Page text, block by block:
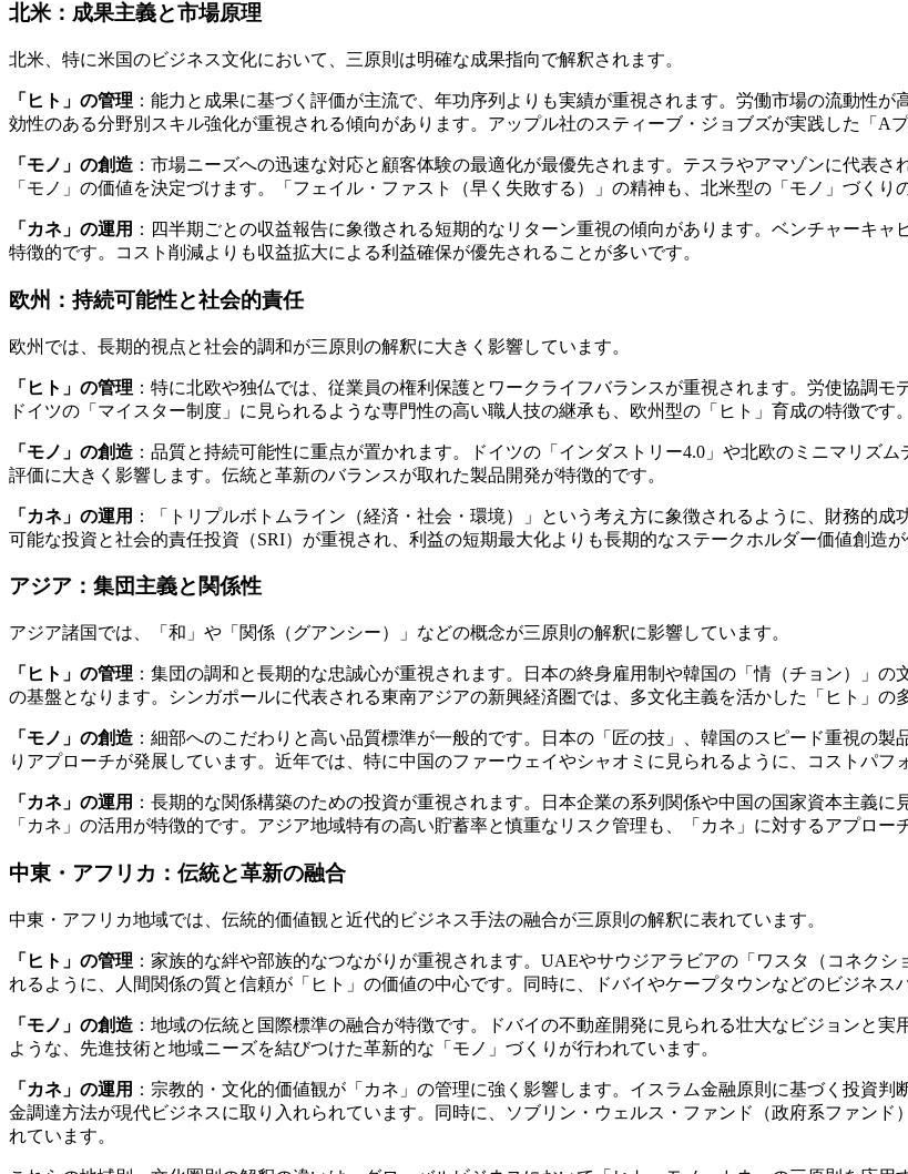
北米：成果主義と市場原理
北米、特に米国のビジネス文化において、三原則は明確な成果指向で解釈されます。
「ヒト」の管理 ：能力と成果に基づく評価が主流で、年功序列よりも実績が重視されます。労働市場の流動性
効性のある分野別スキル強化が重視される傾向があります。アップル社のスティーブ・ジョブズが実践した「A
「モノ」の創造 ：市場ニーズへの迅速な対応と顧客体験の最適化が最優先されます。テスラやアマゾンに代表
「モノ」の価値を決定づけます。「フェイル・ファスト（早く失敗する）」の精神も、北米型の「モノ」づくり
「カネ」の運用 ：四半期ごとの収益報告に象徴される短期的なリターン重視の傾向があります。ベンチャーキ
特徴的です。コスト削減よりも収益拡大による利益確保が優先されることが多いです。
欧州：持続可能性と社会的責任
欧州では、長期的視点と社会的調和が三原則の解釈に大きく影響しています。
「ヒト」の管理 ：特に北欧や独仏では、従業員の権利保護とワークライフバランスが重視されます。労使協調
ドイツの「マイスター制度」に見られるような専門性の高い職人技の継承も、欧州型の「ヒト」育成の特徴です。
「モノ」の創造 ：品質と持続可能性に重点が置かれます。ドイツの「インダストリー4.0」や北欧のミニマリズ
評価に大きく影響します。伝統と革新のバランスが取れた製品開発が特徴的です。
「カネ」の運用 ：「トリプルボトムライン（経済・社会・環境）」という考え方に象徴されるように、財務的
可能な投資と社会的責任投資（SRI）が重視され、利益の短期最大化よりも長期的なステークホルダー価値創造が
アジア：集団主義と関係性
アジア諸国では、「和」や「関係（グアンシー）」などの概念が三原則の解釈に影響しています。
「ヒト」の管理 ：集団の調和と長期的な忠誠心が重視されます。日本の終身雇用制や韓国の「情（チョン）」
の基盤となります。シンガポールに代表される東南アジアの新興経済圏では、多文化主義を活かした「ヒト」の
「モノ」の創造 ：細部へのこだわりと高い品質標準が一般的です。日本の「匠の技」、韓国のスピード重視の
りアプローチが発展しています。近年では、特に中国のファーウェイやシャオミに見られるように、コストパフ
「カネ」の運用 ：長期的な関係構築のための投資が重視されます。日本企業の系列関係や中国の国家資本主義
「カネ」の活用が特徴的です。アジア地域特有の高い貯蓄率と慎重なリスク管理も、「カネ」に対するアプロー
中東・アフリカ：伝統と革新の融合
中東・アフリカ地域では、伝統的価値観と近代的ビジネス手法の融合が三原則の解釈に表れています。
「ヒト」の管理 ：家族的な絆や部族的なつながりが重視されます。UAEやサウジアラビアの「ワスタ（コネク
れるように、人間関係の質と信頼が「ヒト」の価値の中心です。同時に、ドバイやケープタウンなどのビジネス
「モノ」の創造 ：地域の伝統と国際標準の融合が特徴です。ドバイの不動産開発に見られる壮大なビジョンと
ような、先進技術と地域ニーズを結びつけた革新的な「モノ」づくりが行われています。
「カネ」の運用 ：宗教的・文化的価値観が「カネ」の管理に強く影響します。イスラム金融原則に基づく投資
金調達方法が現代ビジネスに取り入れられています。同時に、ソブリン・ウェルス・ファンド（政府系ファン
れています。